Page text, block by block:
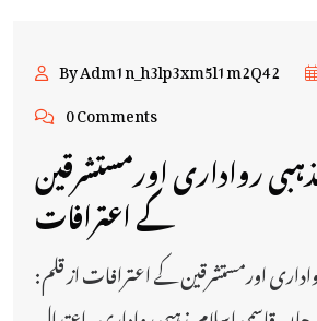
By Adm1n_h3lp3xm5l1m2Q42
0 Comments
رواداری اورمستشرقین
کے اعترافات
اورمستشرقین کے اعترافات از قلم: